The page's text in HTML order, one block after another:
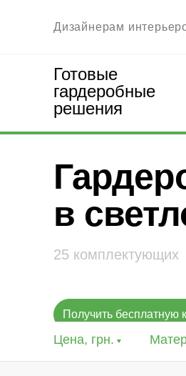
Дизайнерам
Готовые
гардеробные
решения
Главная
светлом металле
в
25 комплектующих
Получить бесплатную
Цена, грн.